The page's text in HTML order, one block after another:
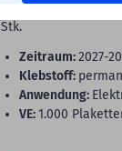
Elektro-
Stk.
Zeitraum:2027-
Klebstoff:
Anwendung:
VE:1.000